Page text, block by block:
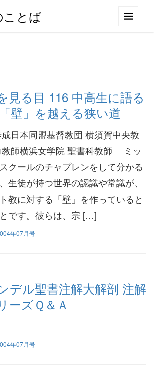
ことば
見る目 116 中高生に語る
壁」を越える狭い道
日本同盟基督教団 横須賀中央教
教師横浜女学院 聖書科教師 ミッ
クールのチャプレンをして分かる
生徒が持つ世界の認識や常識が、
教に対する「壁」を作っていると
です。彼らは、宗 […]
年07月号
デル聖書注解大解剖 注解
ーズＱ＆Ａ
年07月号